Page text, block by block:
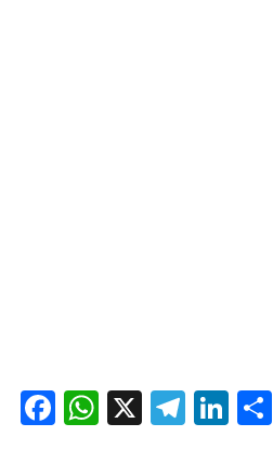
Facebook
WhatsApp
X